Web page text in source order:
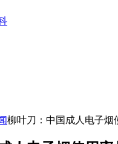
柳叶刀：中国成人电子烟